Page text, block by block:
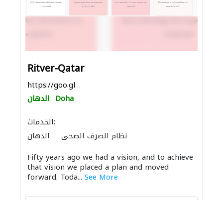
Ritver-Qatar
https://goo.gl/maps/GkcjxpJYXvXYGKaQ9
الدهان Doha
الخدمات:
الدهان
نظام الصرف الصحي
Fifty years ago we had a vision, and to achieve
that vision we placed a plan and moved
forward. Toda... See More